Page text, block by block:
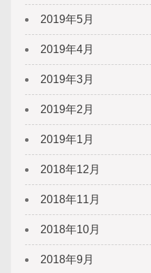
2019年5月
2019年4月
2019年3月
2019年2月
2019年1月
2018年12月
2018年11月
2018年10月
2018年9月